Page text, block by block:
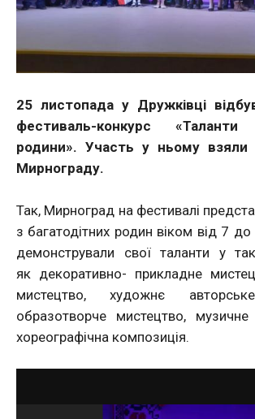
25 листопада у Дружківці
фестиваль-конкурс «Таланти
родини». Участь у ньому
Мирнограду.
Так, Мирноград на фестивалі
з багатодітних родин віком від 7
демонстрували свої таланти у
як декоративно- прикладне
мистецтво, художнє
образотворче мистецтво,
хореографічна композиція.